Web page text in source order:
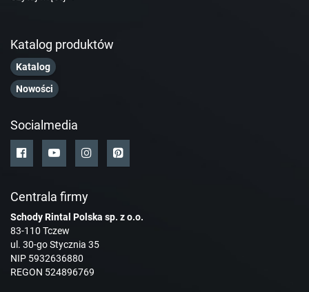
Katalog produktów
Katalog
Nowości
Socialmedia
Centrala firmy
Schody Rintal Polska sp. z o.o.
83-110 Tczew
ul. 30-go Stycznia 35
NIP 5932636880
REGON 524896769